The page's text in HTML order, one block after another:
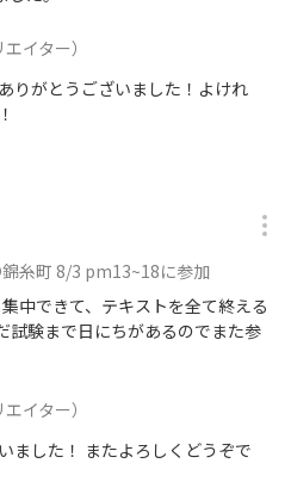
エイター）
りがとうございました！よけれ
糸町 8/3 pm13~18に参加
中できて、テキストを全て終える
試験まで日にちがあるのでまた参
エイター）
ました！ またよろしくどうぞで